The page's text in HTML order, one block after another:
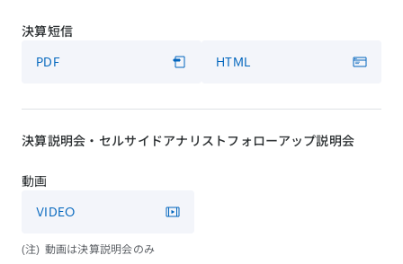
決算短信
PDF HTML
決算説明会・セルサイドアナリストフォローアップ説明会
動画
VIDEO
動画は決算説明会のみ